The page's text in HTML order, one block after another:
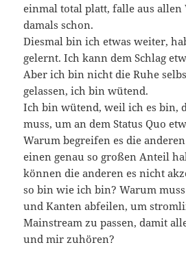
einmal total platt, falle aus allen
damals schon.
Diesmal bin ich etwas weiter,
gelernt. Ich kann dem Schlag
Aber ich bin nicht die Ruhe
gelassen, ich bin wütend.
Ich bin wütend, weil ich es bin,
muss, um an dem Status Quo
Warum begreifen es die
einen genau so großen Anteil
können die anderen es nicht
so bin wie ich bin? Warum
und Kanten abfeilen, um
Mainstream zu passen, damit
und mir zuhören?